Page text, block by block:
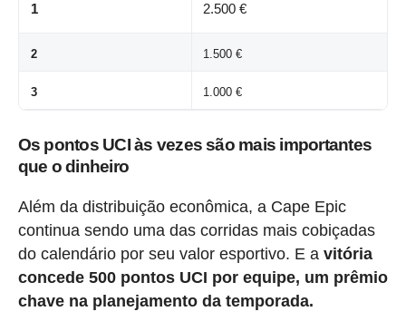
1 2.500 €
2 1.500 €
3 1.000 €
Os pontos UCI às vezes são mais importantes
que o dinheiro
Além da distribuição econômica, a Cape Epic
continua sendo uma das corridas mais cobiçadas
do calendário por seu valor esportivo. E a vitória
concede 500 pontos UCI por equipe, um prêmio
chave na planejamento da temporada.